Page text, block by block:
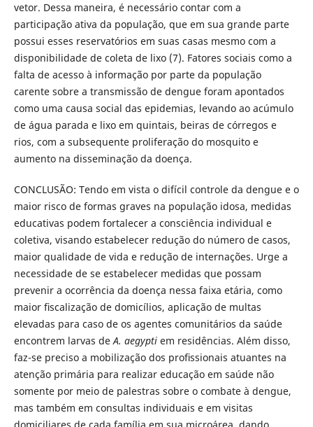
vetor. Dessa maneira, é necessário contar com a
participação ativa da população, que em sua grande parte
possui esses reservatórios em suas casas mesmo com a
disponibilidade de coleta de lixo (7). Fatores sociais como a
falta de acesso à informação por parte da população
carente sobre a transmissão de dengue foram apontados
como uma causa social das epidemias, levando ao acúmulo
de água parada e lixo em quintais, beiras de córregos e
rios, com a subsequente proliferação do mosquito e
aumento na disseminação da doença.
CONCLUSÃO: Tendo em vista o difícil controle da dengue e o
maior risco de formas graves na população idosa, medidas
educativas podem fortalecer a consciência individual e
coletiva, visando estabelecer redução do número de casos,
maior qualidade de vida e redução de internações. Urge a
necessidade de se estabelecer medidas que possam
prevenir a ocorrência da doença nessa faixa etária, como
maior ﬁscalização de domicílios, aplicação de multas
elevadas para caso de os agentes comunitários da saúde
encontrem larvas deA. aegypti em residências. Além disso,
faz-se preciso a mobilização dos proﬁssionais atuantes na
atenção primária para realizar educação em saúde não
somente por meio de palestras sobre o combate à dengue,
mas também em consultas individuais e em visitas